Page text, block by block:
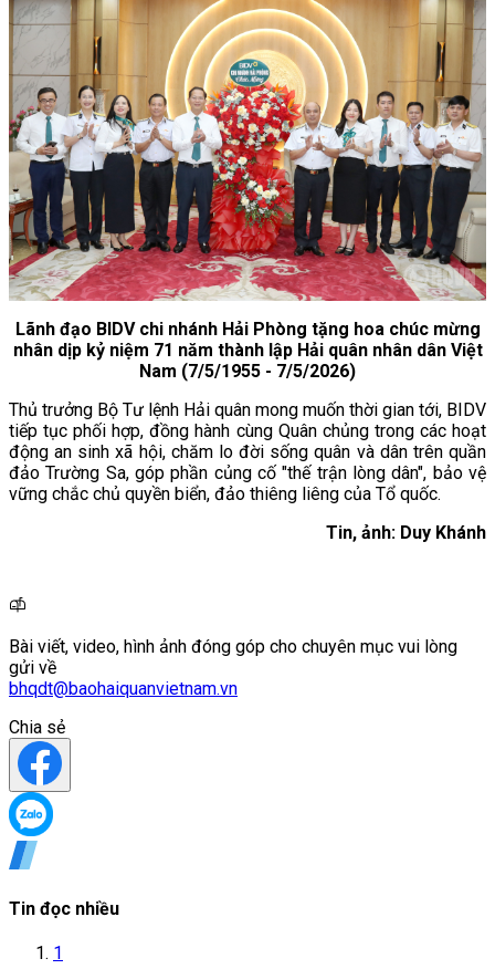
Lãnh đạo BIDV chi nhánh Hải Phòng tặng hoa chúc mừng
nhân dịp kỷ niệm 71 năm thành lập Hải quân nhân dân Việt
Nam (7/5/1955 - 7/5/2026)
Thủ trưởng Bộ Tư lệnh Hải quân mong muốn thời gian tới, BIDV
tiếp tục phối hợp, đồng hành cùng Quân chủng trong các hoạt
động an sinh xã hội, chăm lo đời sống quân và dân trên quần
đảo Trường Sa, góp phần củng cố "thế trận lòng dân", bảo vệ
vững chắc chủ quyền biển, đảo thiêng liêng của Tổ quốc.
Tin, ảnh: Duy Khánh
Bài viết, video, hình ảnh đóng góp cho chuyên mục vui lòng
gửi về
bhqdt@baohaiquanvietnam.vn
Chia sẻ
Tin đọc nhiều
1